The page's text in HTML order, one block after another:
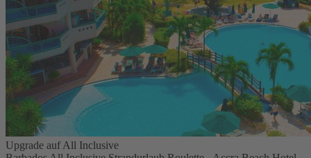
Upgrade auf All Inclusive